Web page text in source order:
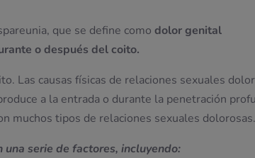
que se define comodolor genital
o después del coito.
Las causas físicas de relaciones sexuales
a la entrada o durante la penetración
muchos tipos de relaciones sexuales
serie de factores, incluyendo: